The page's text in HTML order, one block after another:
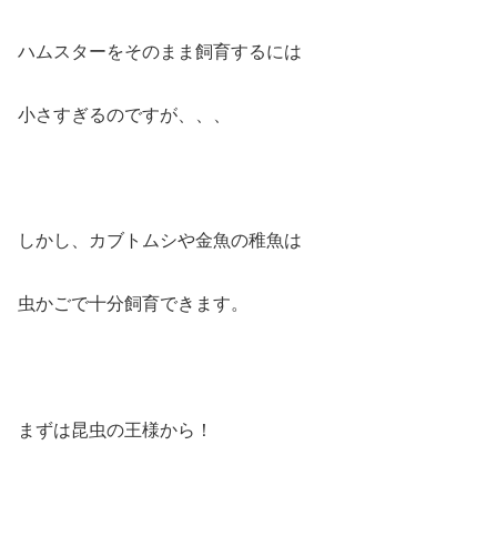
ハムスターをそのまま飼育するには
小さすぎるのですが、、、
しかし、カブトムシや金魚の稚魚は
虫かごで十分飼育できます。
まずは昆虫の王様から！